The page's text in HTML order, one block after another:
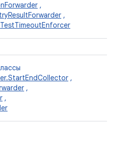
,
,
TestTimeoutEnforcer
,
,
,